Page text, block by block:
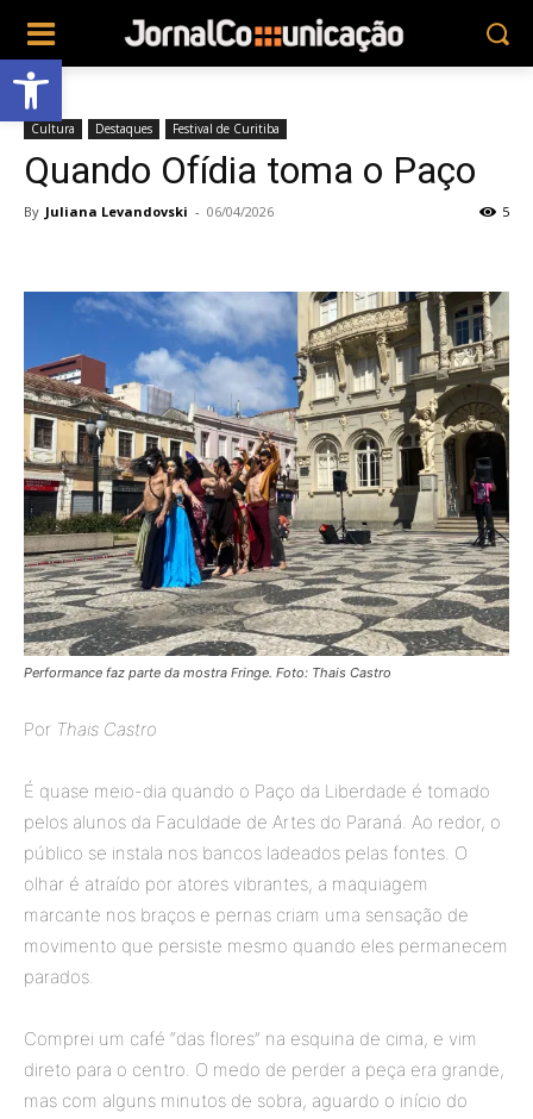
Abrir a barra de ferramentas
Cultura Destaques Festival de Curitiba
Quando Ofídia toma o Paço
By Juliana Levandovski - 06/04/2026 5
Performance faz parte da mostra Fringe. Foto: Thais Castro
Por Thais Castro
É quase meio-dia quando o Paço da Liberdade é tomado
pelos alunos da Faculdade de Artes do Paraná. Ao redor, o
público se instala nos bancos ladeados pelas fontes. O
olhar é atraído por atores vibrantes, a maquiagem
marcante nos braços e pernas criam uma sensação de
movimento que persiste mesmo quando eles permanecem
parados.
Comprei um café “das flores” na esquina de cima, e vim
direto para o centro. O medo de perder a peça era grande,
mas com alguns minutos de sobra, aguardo o início do